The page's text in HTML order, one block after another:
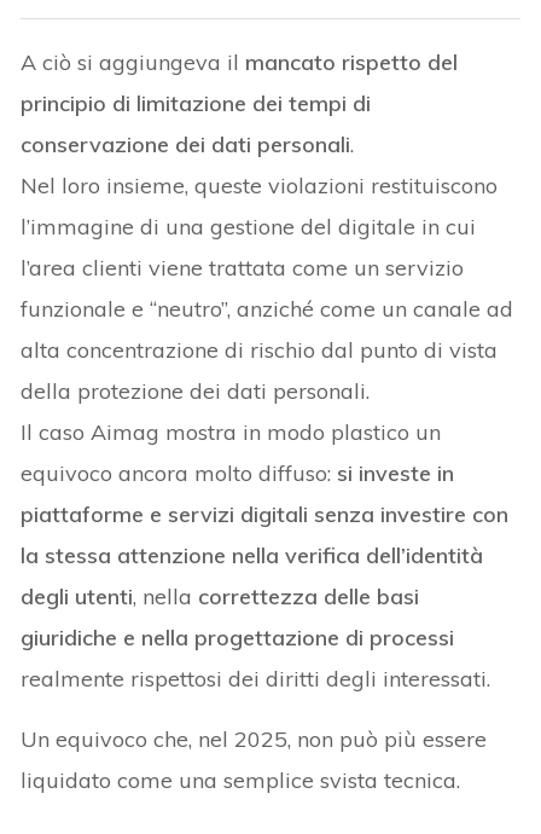
A ciò si aggiungeva il mancato rispetto del
principio di limitazione dei tempi di
conservazione dei dati personali.
Nel loro insieme, queste violazioni restituiscono
l’immagine di una gestione del digitale in cui
l’area clienti viene trattata come un servizio
funzionale e “neutro”, anziché come un canale ad
alta concentrazione di rischio dal punto di vista
della protezione dei dati personali.
Il caso Aimag mostra in modo plastico un
equivoco ancora molto diffuso: si investe in
piattaforme e servizi digitali senza investire con
la stessa attenzione nella verifica dell’identità
degli utenti, nella correttezza delle basi
giuridiche e nella progettazione di processi
realmente rispettosi dei diritti degli interessati.
Un equivoco che, nel 2025, non può più essere
liquidato come una semplice svista tecnica.